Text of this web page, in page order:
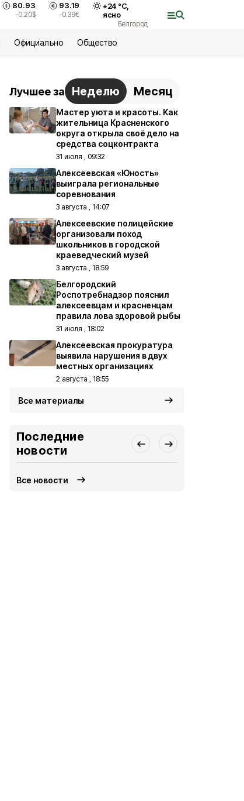
80.93
-0.20$
93.19
-0.39€
+24 °С,
ясно
Белгород
Официально Общество
Лучшее за Неделю Месяц
Мастер уюта и красоты. Как
жительница Красненского
округа открыла своё дело на
средства соцконтракта
31 июля , 09:32
Алексеевская «Юность»
выиграла региональные
соревнования
3 августа , 14:07
Алексеевские полицейские
организовали поход
школьников в городской
краеведческий музей
3 августа , 18:59
Белгородский
Роспотребнадзор пояснил
алексеевцам и красненцам
правила лова здоровой рыбы
31 июля , 18:02
Алексеевская прокуратура
выявила нарушения в двух
местных организациях
2 августа , 18:55
Все материалы
Последние
новости
Все новости